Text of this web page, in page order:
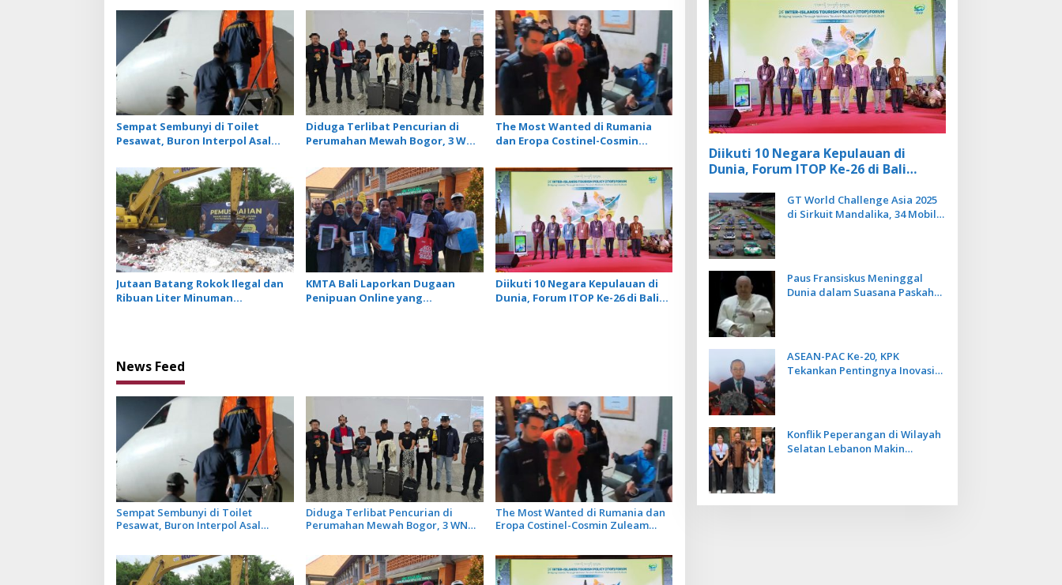
a
v
i
g
a
t
i
o
n
Sempat Sembunyi di Toilet
Pesawat, Buron Interpol Asal
Pribadi
Diduga Terlibat Pencurian di
Perumahan Mewah Bogor, 3 WN
Ngurah Rai
The Most Wanted di Rumania
dan Eropa Costinel-Cosmin
Dipulangkan ke Negaranya
Jutaan Batang Rokok Ilegal dan
Ribuan Liter Minuman
KMTA Bali Laporkan Dugaan
Penipuan Online yang
Diikuti 10 Negara Kepulauan di
Dunia, Forum ITOP Ke-26 di Bali
News Feed
Sempat Sembunyi di Toilet
Pesawat, Buron Interpol Asal
Diduga Terlibat Pencurian di
Perumahan Mewah Bogor, 3 WN
The Most Wanted di Rumania dan
Eropa Costinel-Cosmin Zuleam
Diikuti 10 Negara Kepulauan di
Dunia, Forum ITOP Ke-26 di Bali
Berbasis Alam dan Budaya
GT World Challenge Asia 2025
di Sirkuit Mandalika, 34 Mobil
Paus Fransiskus Meninggal
Dunia dalam Suasana Paskah
ASEAN-PAC Ke-20, KPK
Tekankan Pentingnya Inovasi
Konflik Peperangan di Wilayah
Selatan Lebanon Makin